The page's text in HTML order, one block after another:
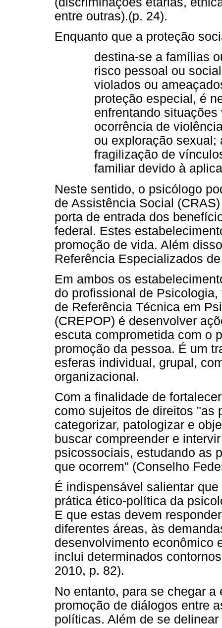
entre outras).(p. 24).
Enquanto que a proteção
destina-se a famílias
risco pessoal ou
violados ou
proteção especial, é
enfrentando
ocorrência de
ou exploração sexual;
fragilização de
familiar devido à
Neste sentido, o psicólogo
de Assistência Social
porta de entrada dos
federal. Estes
promoção de vida. Além
Referência Especializados
Em ambos os
do profissional de
de Referência Técnica em
(CREPOP) é desenvolver
escuta comprometida com o
promoção da pessoa. É um
esferas individual, grupal,
organizacional.
Com a finalidade de
como sujeitos de direitos "as
categorizar, patologizar e
buscar compreender e
psicossociais, estudando as
que ocorrem" (Conselho
É indispensável salientar
prática ético-política da
E que estas devem
diferentes áreas, às
desenvolvimento econômico
inclui determinados
2010, p. 82).
No entanto, para se chegar
promoção de diálogos entre
políticas. Além de se